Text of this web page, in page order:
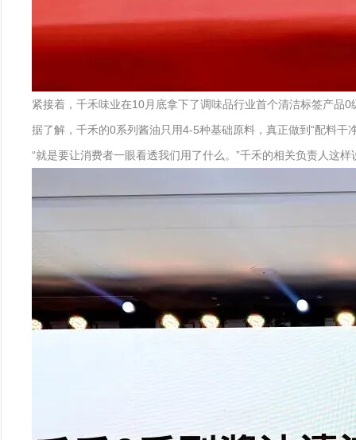
紧接着，千禾味业在10月底拿下了调味品行业首个清洁标签产品
据了解，千禾的0系列酱油只用4-5种基础原料，真正做到“配料
“就是要让消费者一眼看透我们用了什么。”千禾的相关负责人这样